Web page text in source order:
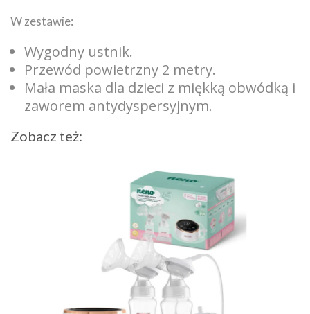
W zestawie:
Wygodny ustnik.
Przewód powietrzny 2 metry.
Mała maska dla dzieci z miękką obwódką i
zaworem antydyspersyjnym.
Zobacz też: